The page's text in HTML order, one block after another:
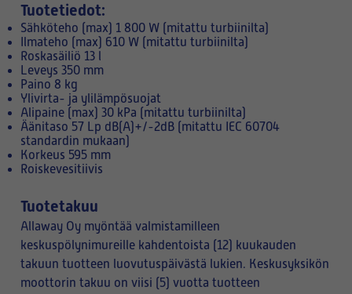
Tuotetiedot:
Sähköteho (max) 1 800 W (mitattu turbiinilta)
Ilmateho (max) 610 W (mitattu turbiinilta)
Roskasäiliö 13 l
Leveys 350 mm
Paino 8 kg
Ylivirta- ja ylilämpösuojat
Alipaine (max) 30 kPa (mitattu turbiinilta)
Äänitaso 57 Lp dB(A)+/-2dB (mitattu IEC 60704
standardin mukaan)
Korkeus 595 mm
Roiskevesitiivis
Tuotetakuu
Allaway Oy myöntää valmistamilleen
keskuspölynimureille kahdentoista (12) kuukauden
takuun tuotteen luovutuspäivästä lukien. Keskusyksikön
moottorin takuu on viisi (5) vuotta tuotteen